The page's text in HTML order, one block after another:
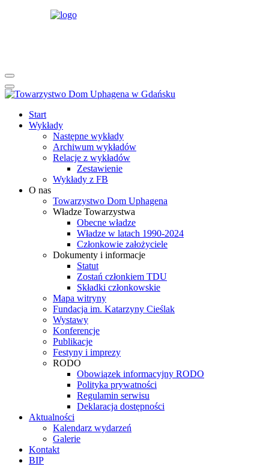
Start
Wykłady
Następne wykłady
Archiwum wykładów
Relacje z wykładów
Zestawienie
Wykłady z FB
O nas
Towarzystwo Dom Uphagena
Władze Towarzystwa
Obecne władze
Władze w latach 1990-2024
Członkowie założyciele
Dokumenty i informacje
Statut
Zostań członkiem TDU
Składki członkowskie
Mapa witryny
Fundacja im. Katarzyny Cieślak
Wystawy
Konferencje
Publikacje
Festyny i imprezy
RODO
Obowiązek informacyjny RODO
Polityka prywatności
Regulamin serwisu
Deklaracja dostępności
Aktualności
Kalendarz wydarzeń
Galerie
Kontakt
BIP